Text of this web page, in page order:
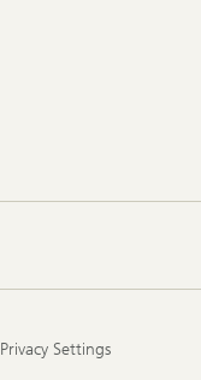
Privacy Settings